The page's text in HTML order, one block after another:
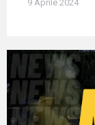
9 Aprile 2024